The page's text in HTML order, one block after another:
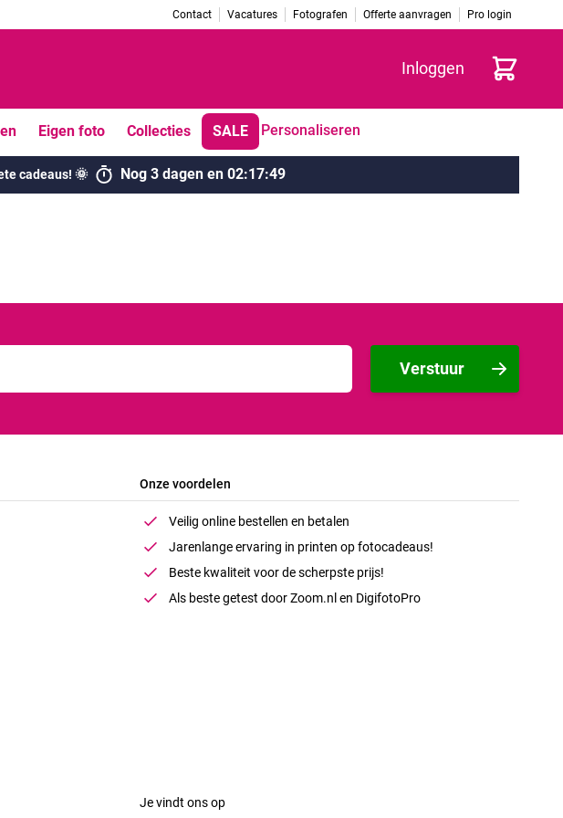
Contact Vacatures Fotografen Offerte aanvragen Pro login
Inloggen
Eigen foto Collecties SALE Personaliseren
cadeaus! 🌞 Nog 3 dagen en 02:17:49
Verstuur
Onze voordelen
Veilig online bestellen en betalen
Jarenlange ervaring in printen op fotocadeaus!
Beste kwaliteit voor de scherpste prijs!
Als beste getest door Zoom.nl en DigifotoPro
Je vindt ons op